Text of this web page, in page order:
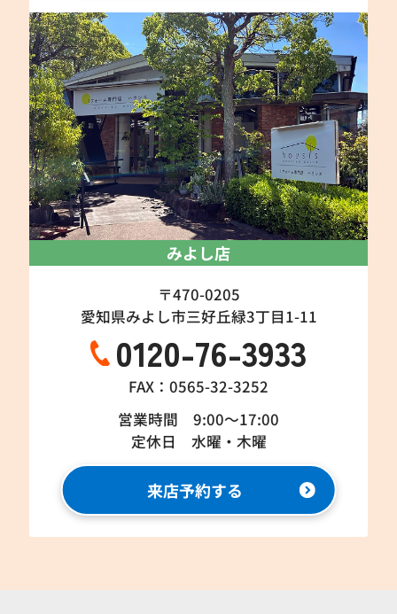
みよし店
〒470-0205
愛知県みよし市三好丘緑3丁目1-11
0120-76-3933
FAX：0565-32-3252
営業時間 9:00～17:00
定休日 水曜・木曜
来店予約する